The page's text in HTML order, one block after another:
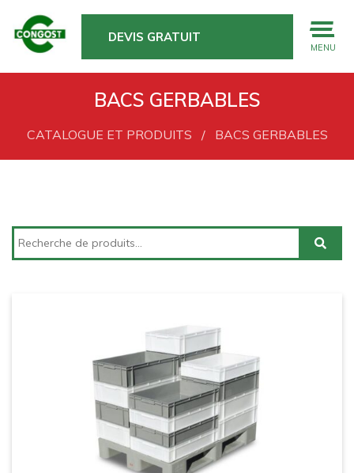
DEVIS GRATUIT
MENU
BACS GERBABLES
CATALOGUE ET PRODUITS BACS GERBABLES